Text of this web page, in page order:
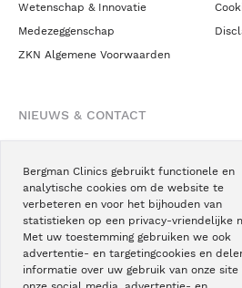
Bergman Clinics gebruikt functionele en
analytische cookies om de website te
verbeteren en voor het bijhouden van
statistieken op een privacy-vriendelijke
Met uw toestemming gebruiken we ook
advertentie- en targetingcookies en
informatie over uw gebruik van onze site
Wetenschap & Innovatie
Medezeggenschap
ZKN Algemene Voorwaarden
NIEUWS & CONTACT
Blogs
Podcast
Pressroom
Instagram
Facebook